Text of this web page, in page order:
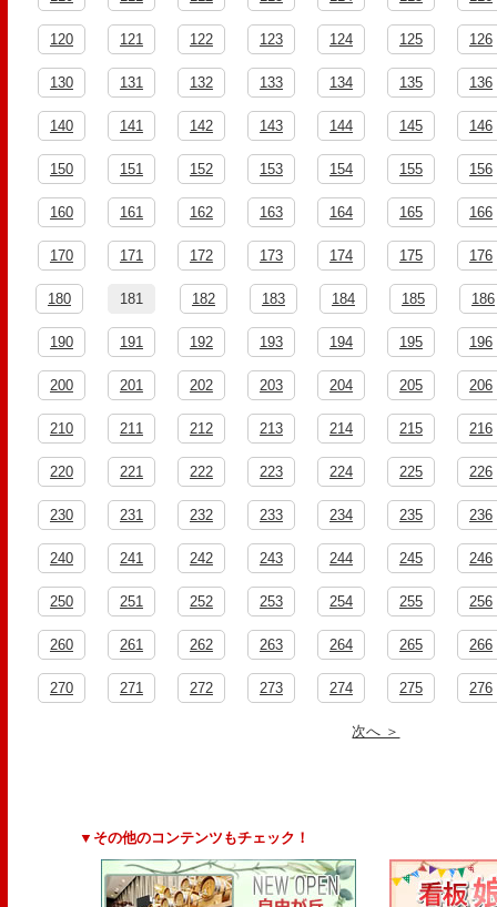
120 121 122 123 124 125 126
130 131 132 133 134 135 136
140 141 142 143 144 145 146
150 151 152 153 154 155 156
160 161 162 163 164 165 166
170 171 172 173 174 175 176
180 181 182 183 184 185 186
190 191 192 193 194 195 196
200 201 202 203 204 205 206
210 211 212 213 214 215 216
220 221 222 223 224 225 226
230 231 232 233 234 235 236
240 241 242 243 244 245 246
250 251 252 253 254 255 256
260 261 262 263 264 265 266
270 271 272 273 274 275 276
次へ ＞
▼その他のコンテンツもチェック！